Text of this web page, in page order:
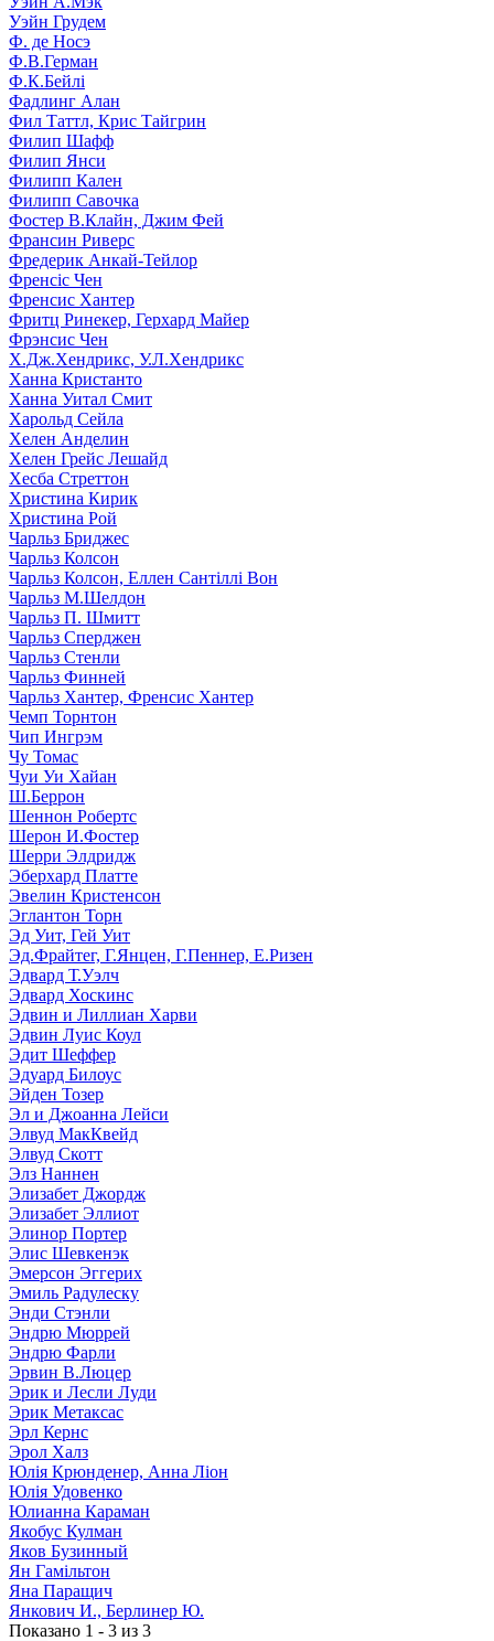
Уэйн Грудем
Ф. де Носэ
Ф.В.Герман
Ф.К.Бейлі
Фадлинг Алан
Фил Таттл, Крис Тайгрин
Филип Шафф
Филип Янси
Филипп Кален
Филипп Савочка
Фостер В.Клайн, Джим Фей
Франсин Риверс
Фредерик Анкай-Тейлор
Френсіс Чен
Френсис Хантер
Фритц Ринекер, Герхард Майер
Фрэнсис Чен
Х.Дж.Хендрикс, У.Л.Хендрикс
Ханна Кристанто
Ханна Уитал Смит
Харольд Сейла
Хелен Анделин
Хелен Грейс Лешайд
Хесба Стреттон
Христина Кирик
Христина Рой
Чарльз Бриджес
Чарльз Колсон
Чарльз Колсон, Еллен Сантіллі Вон
Чарльз М.Шелдон
Чарльз П. Шмитт
Чарльз Сперджен
Чарльз Стенли
Чарльз Финней
Чарльз Хантер, Френсис Хантер
Чемп Торнтон
Чип Ингрэм
Чу Томас
Чуи Уи Хайан
Ш.Беррон
Шеннон Робертс
Шерон И.Фостер
Шерри Элдридж
Эберхард Платте
Эвелин Кристенсон
Эглантон Торн
Эд Уит, Гей Уит
Эд.Фрайтег, Г.Янцен, Г.Пеннер, Е.Ризен
Эдвард Т.Уэлч
Эдвард Хоскинс
Эдвин и Лиллиан Харви
Эдвин Луис Коул
Эдит Шеффер
Эдуард Билоус
Эйден Тозер
Эл и Джоанна Лейси
Элвуд МакКвейд
Элвуд Скотт
Элз Наннен
Элизабет Джордж
Элизабет Эллиот
Элинор Портер
Элис Шевкенэк
Эмерсон Эггерих
Эмиль Радулеску
Энди Стэнли
Эндрю Мюррей
Эндрю Фарли
Эрвин В.Люцер
Эрик и Лесли Луди
Эрик Метаксас
Эрл Кернс
Эрол Халз
Юлія Крюнденер, Анна Ліон
Юлія Удовенко
Юлианна Караман
Якобус Кулман
Яков Бузинный
Ян Гамільтон
Яна Паращич
Янкович И., Берлинер Ю.
Показано 1 - 3 из 3